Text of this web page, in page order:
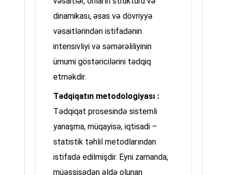
dinamikası, əsas və dövriyyə
vəsaitlərindən istifadənin
intensivliyi və səmərəliliyinin
ümumi göstəricilərini tədqiq
etməkdir.
Tədqiqatın metodologiyası :
Tədqiqat prosesində sistemli
yanaşma, müqayisə, iqtisadi –
statistik təhlil metodlarından
istifadə edilmişdir. Eyni zamanda,
müəssisədən əldə olunan